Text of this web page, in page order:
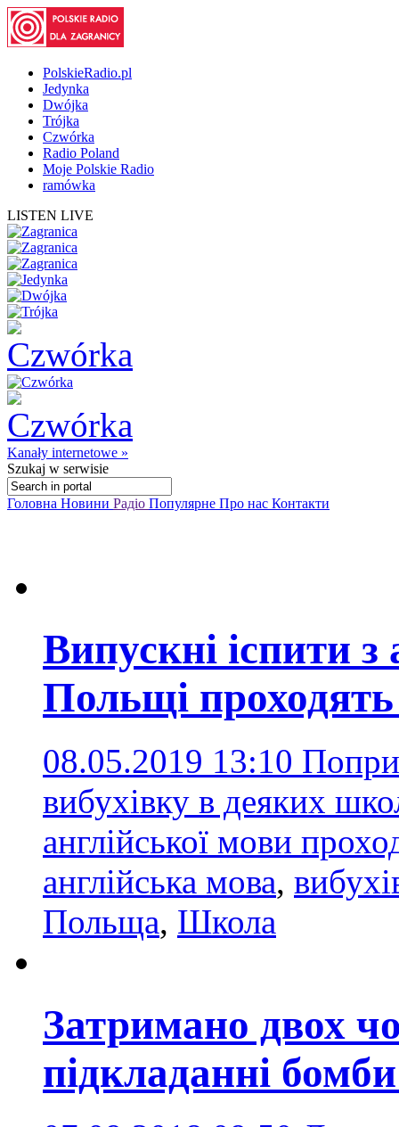
PolskieRadio.pl
Jedynka
Dwójka
Trójka
Czwórka
Radio Poland
Moje Polskie Radio
ramówka
LISTEN LIVE
Kanały internetowe »
Szukaj w serwisie
Головна Новини Радіо Популярне Про нас Контакти
Випускні іспити з
Польщі проходять
08.05.2019 13:10
вибухівку в деяких
англійської мови
англійська мова,
Польща, Школа
Затримано двох
підкладанні